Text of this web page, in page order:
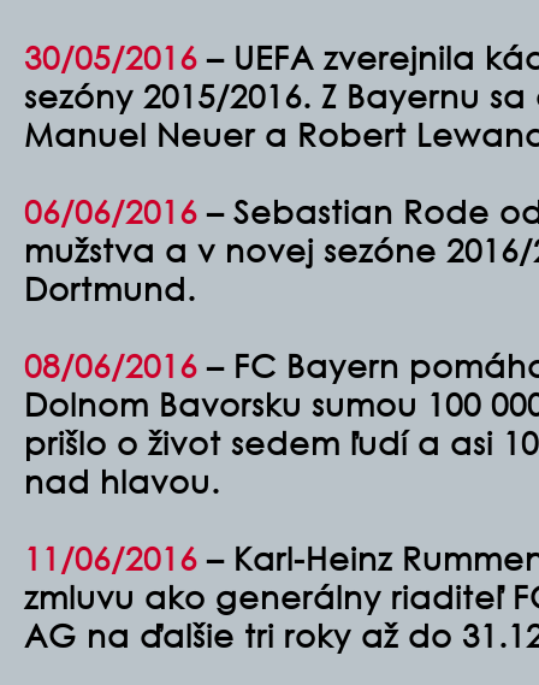
30/05/2016 – UEFA zverejnila
sezóny 2015/2016. Z Bayernu
Manuel Neuer a Robert
06/06/2016 – Sebastian Rode
mužstva a v novej sezóne 2016/
Dortmund.
08/06/2016 – FC Bayern
Dolnom Bavorsku sumou 100
prišlo o život sedem ľudí a asi
nad hlavou.
11/06/2016 – Karl-Heinz
zmluvu ako generálny riaditeľ
AG na ďalšie tri roky až do